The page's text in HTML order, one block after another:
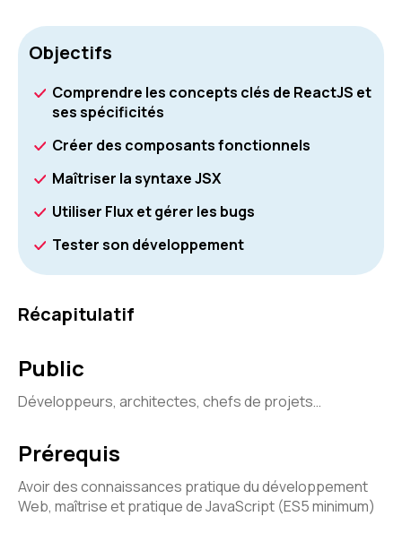
Objectifs
Comprendre les concepts clés de ReactJS et
ses spécificités
Créer des composants fonctionnels
Maîtriser la syntaxe JSX
Utiliser Flux et gérer les bugs
Tester son développement
Récapitulatif
Public
Développeurs, architectes, chefs de projets…
Prérequis
Avoir des connaissances pratique du développement
Web, maîtrise et pratique de JavaScript (ES5 minimum)